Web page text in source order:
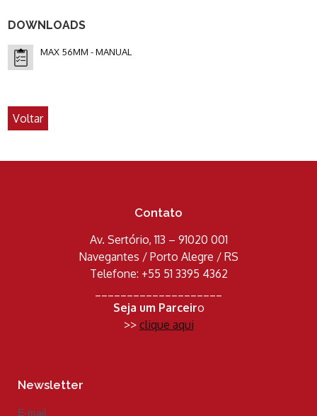
DOWNLOADS
MAX 56MM - MANUAL
Voltar
Contato
Av. Sertório, 113 – 91020 001
Navegantes / Porto Alegre / RS
Telefone: +55 51 3395 4362
Seja um Parceiro
>> clique aqui
Newsletter
E-mail